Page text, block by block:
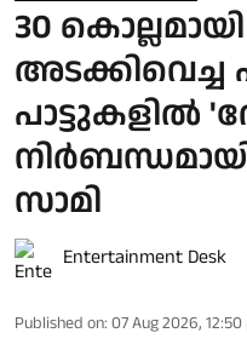
30
പാട്ടുകളിൽ
സാമി
Entertainment Desk
Published on: 07 Aug 2026,